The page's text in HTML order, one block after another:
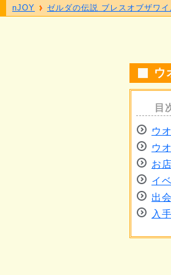
ウ
ウ
ウ
お店
イ
出
入
nJOY ゼルダの伝説 ブレスオブザワイ